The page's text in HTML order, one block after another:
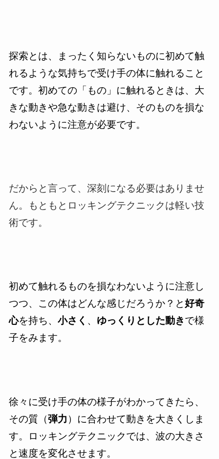
探索とは、まったく知らないものに初めて触
れるような気持ちで受け手の体に触れること
です。初めての「もの」に触れるときは、大
きな動きや急な動きは避け、そのものを損な
わないように注意が必要です。
だからと言って、深刻になる必要はありませ
ん。もともとロッキングテクニックは軽い技
術です。
初めて触れるものを損なわないように注意し
つつ、この体はどんな感じだろうか？と好奇
心を持ち、 小さく 、 ゆっくりとした動きで様
子をみます。
徐々に受け手の体の様子がわかってきたら、
その質（弾力 ）に合わせて動きを大きくしま
す。ロッキングテクニックでは、波の大きさ
と速度を変化させます。